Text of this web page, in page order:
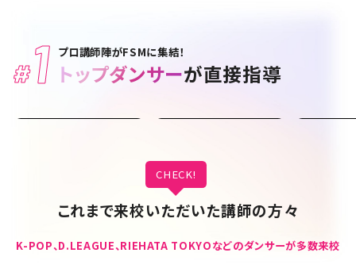
#1 プロ講師陣がFSMに集結！
トップダンサーが直接指導
名誉教育顧問
上野隆博
作品制作
K-POP、D.LEAGUE、RIEHATA TOKYOなどのダンサーが多数来校
CHECK!
これまで来校いただいた講師の方々